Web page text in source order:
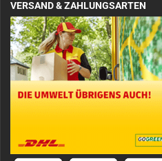
VERSAND & ZAHLUNGSARTEN